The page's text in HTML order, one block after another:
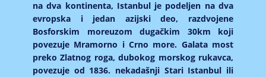
na dva kontinenta, Istanbul je podeljen na dva
evropska i jedan azijski deo, razdvojene
Bosforskim moreuzom dugačkim 30km koji
povezuje Mramorno i Crno more. Galata most
preko Zlatnog roga, dubokog morskog rukavca,
povezuje od 1836. nekadašnji Stari Istanbul ili